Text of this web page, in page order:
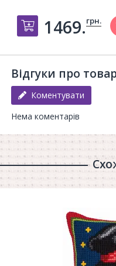
Добавить в
1469.грн.
Відгуки про
Коментувати
Нема коментарів